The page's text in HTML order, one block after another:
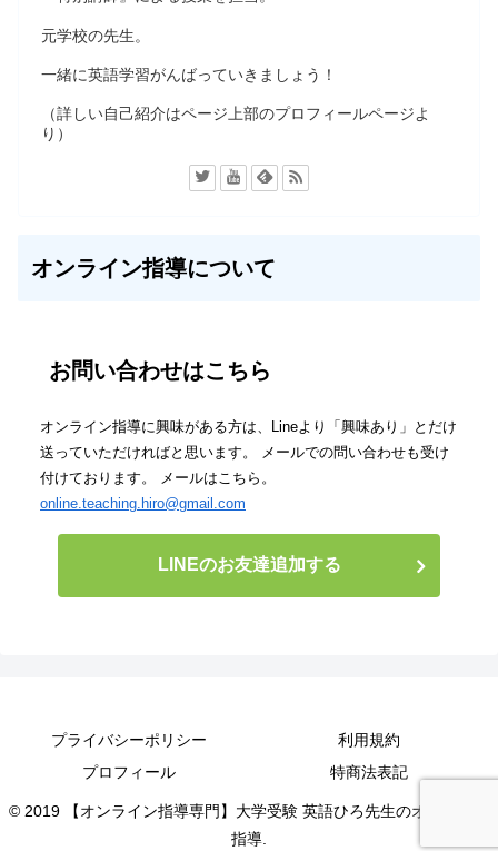
元学校の先生。
一緒に英語学習がんばっていきましょう！
（詳しい自己紹介はページ上部のプロフィールページよ
り）
オンライン指導について
お問い合わせはこちら
オンライン指導に興味がある方は、Lineより「興味あり」とだけ
送っていただければと思います。 メールでの問い合わせも受け
付けております。 メールはこちら。
online.teaching.hiro@gmail.com
LINEのお友達追加する
プライバシーポリシー
利用規約
プロフィール
特商法表記
© 2019 【オンライン指導専門】大学受験 英語ひろ先生のオンライン
指導.